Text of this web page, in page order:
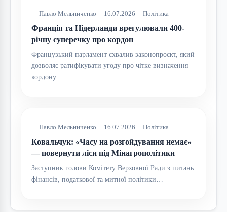
Павло Мельниченко 16.07.2026 Політика
Франція та Нідерланди врегулювали 400-
річну суперечку про кордон
Французький парламент схвалив законопроєкт, який
дозволяє ратифікувати угоду про чітке визначення
кордону…
Павло Мельниченко 16.07.2026 Політика
Ковальчук: «Часу на розгойдування немає»
— повернути ліси під Мінагрополітики
Заступник голови Комітету Верховної Ради з питань
фінансів, податкової та митної політики…